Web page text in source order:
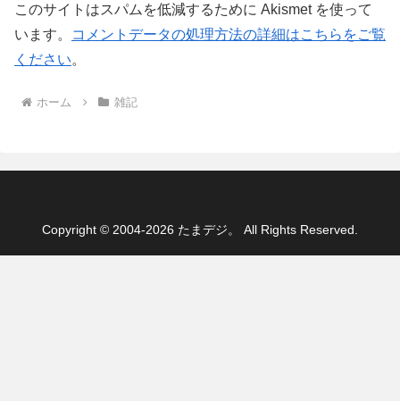
このサイトはスパムを低減するために Akismet を使って
います。
コメントデータの処理方法の詳細はこちらをご覧
ください。
ホーム 雑記
Copyright © 2004-2026 たまデジ。 All Rights Reserved.